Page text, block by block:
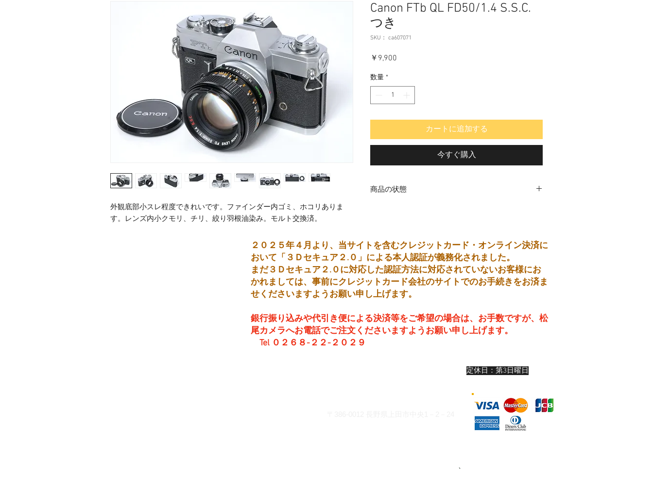
外観底部小スレ程度できれいです。ファインダー内ゴミ、ホコリありま
す。レンズ内小クモリ、チリ、絞り羽根油染み。モルト交換済。
Canon FTb QL FD50/1.4 S.S.C.
つき
SKU： ca607071
￥9,900
数量 *
カートに追加する
今すぐ購入
商品の状態
２０２５年４月より、当サイトを含むクレジットカード・オンライン決済に
おいて「３Ｄセキュア２.０」による本人認証が義務化されました。
まだ３Ｄセキュア２.０に対応した認証方法に対応されていないお客様にお
かれましては、事前にクレジットカード会社のサイトでのお手続きをお済ま
せくださいますようお願い申し上げます。
銀行振り込みや代引き便による決済等をご希望の場合は、お手数ですが、松
尾カメラへお電話でご注文くださいますようお願い申し上げます。
Tel ０２６８-２２-２０２９
定休日：第3日曜日
、